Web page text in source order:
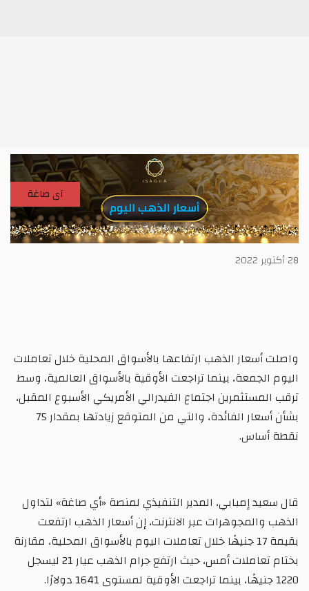
آى صاغة
28 أكتوبر 2022
واصلت أسعار الذهب ارتفاعها بالأسواق المحلية خلال تعاملات
اليوم الجمعة، بينما تراجعت الأوقية بالأسواق العالمية، وسط
ترقب المستثمرين اجتماع الفيدرالي الأمريكي الأسبوع المقبل،
بشأن أسعار الفائدة، والتي من المتوقع زيادتها بمقدار 75
نقطة أساس.
قال سعيد إمبابي، المدير التنفيذي لمنصة «أي صاغة» لتداول
الذهب والمجوهرات عبر الانترنت، إن أسعار الذهب ارتفعت
بقيمة 17 جنيهًا خلال تعاملات اليوم بالأسواق المحلية، مقارنة
بختام تعاملات أمس، حيث ارتفع جرام الذهب عيار 21 ليسجل
1220 جنيهًا، بينما تراجعت الأوقية لمستوى 1641 دولارًا.